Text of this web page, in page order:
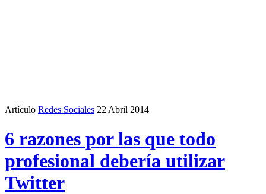
Artículo Redes Sociales 22 Abril 2014
6 razones por las que todo
profesional debería utilizar
Twitter